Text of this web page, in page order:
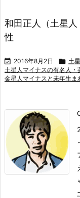
和田正人（土星
性
 2016年8月2日  土
土星人マイナスの有名人・
金星人マイナスと未年生ま